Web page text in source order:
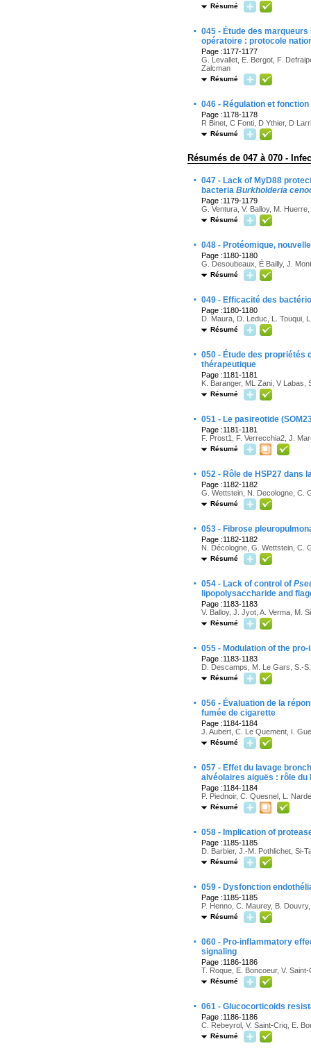
Résumé
· 045 - Étude des
opératoire : protocole
Page :1177-1177
G. Levallet, E. Bergot, F.
Zalcman
Résumé
· 046 - Régulation et
Page :1178-1178
R Binet, C Fonti, D Ythier, D
Résumé
Résumés de 047 à 070 -
· 047 - Lack of MyD88
bacteria Burkholderia
Page :1179-1179
G. Ventura, V. Balloy, M.
Résumé
· 048 - Protéomique,
Page :1180-1180
G. Desoubeaux, É Bailly, J.
Résumé
· 049 - Efficacité des
Page :1180-1180
D. Maura, D. Leduc, L. Touqui,
Résumé
· 050 - Étude des propriétés
thérapeutique
Page :1181-1181
K. Baranger, ML Zani, V Labas,
Résumé
· 051 - Le pasireotide
Page :1181-1181
F. Prost1, F. Verrecchia2, J.
Résumé
· 052 - Rôle de HSP27 dans
Page :1182-1182
G. Wettstein, N. Decologne, C.
Résumé
· 053 - Fibrose
Page :1182-1182
N. Décologne, G. Wettstein, C.
Résumé
· 054 - Lack of control of
lipopolysaccharide and
Page :1183-1183
V. Balloy, J. Jyot, A. Verma, M.
Résumé
· 055 - Modulation of the
Page :1183-1183
D. Descamps, M. Le Gars, S.-
Résumé
· 056 - Évaluation de la
fumée de cigarette
Page :1184-1184
J. Aubert, C. Le Quement, I.
Résumé
· 057 - Effet du lavage
alvéolaires aiguës : rôle du
Page :1184-1184
P. Piednoir, C. Quesnel, L.
Résumé
· 058 - Implication of
Page :1185-1185
D. Barbier, J.-M. Pothlichet, Si-
Résumé
· 059 - Dysfonction
Page :1185-1185
P. Henno, C. Maurey, B.
Résumé
· 060 - Pro-inflammatory
signaling
Page :1186-1186
T. Roque, E. Boncoeur, V.
Résumé
· 061 - Glucocorticoids
Page :1186-1186
C. Rebeyrol, V. Saint-Criq, E.
Résumé